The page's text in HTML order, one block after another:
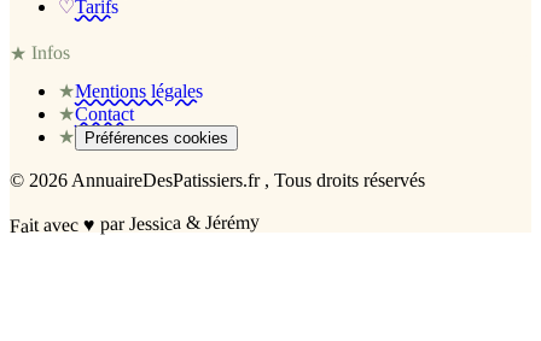
♡Tarifs
★Infos
★Mentions légales
★Contact
★
Préférences cookies
© 2026 AnnuaireDesPatissiers.fr , Tous droits réservés
Fait avec♥ par Jessica & Jérémy